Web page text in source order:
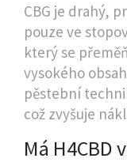
CBG je drahý,
pouze ve
který se
vysokého
pěstební
což zvyšuje
Má H4CBD